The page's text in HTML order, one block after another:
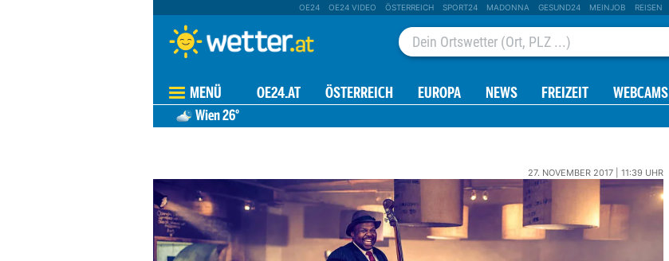
OE24 OE24 VIDEO ÖSTERREICH SPORT24 MADONNA GESUND24 MEINJOB REISEN
MENÜ OE24.AT ÖSTERREICH EUROPA NEWS FREIZEIT WEBCAMS
Wien26°
27. NOVEMBER 2017 | 11:39 UHR